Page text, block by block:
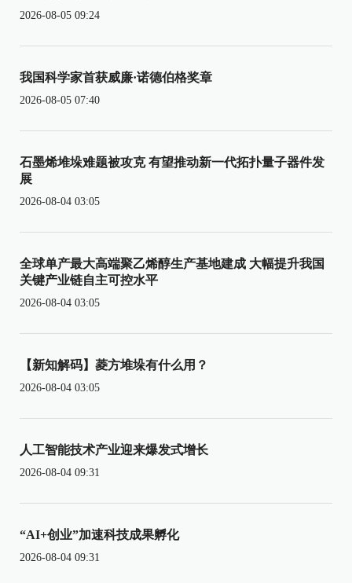
2026-08-05 09:24
我国科学家首获威廉·诺德伯格奖章
2026-08-05 07:40
石墨烯堆垛难题被攻克 有望推动新一代拓扑量子器件发
展
2026-08-04 03:05
全球单产最大高端聚乙烯醇生产基地建成 大幅提升我国
关键产业链自主可控水平
2026-08-04 03:05
【新知解码】菱方堆垛有什么用？
2026-08-04 03:05
人工智能技术产业迎来爆发式增长
2026-08-04 09:31
“AI+创业”加速科技成果孵化
2026-08-04 09:31